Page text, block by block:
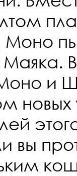
и
новых
вы